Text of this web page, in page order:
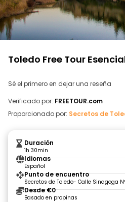
Toledo Free Tour
Sé el primero en dejar una reseña
Verificado por: FREETOUR.com
Proporcionado por: Secretos de
Duración
1h 30min
Idiomas
Español
Punto de encuentro
Secretos de Toledo- Calle Sinagoga
Desde €0
Basado en propinas